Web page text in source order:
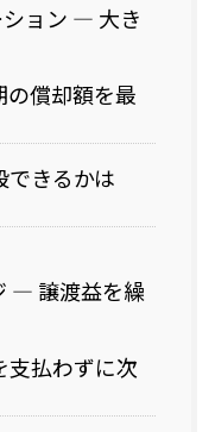
ョン — 大き
償却額を最
できるかは
— 譲渡益を繰
支払わずに次